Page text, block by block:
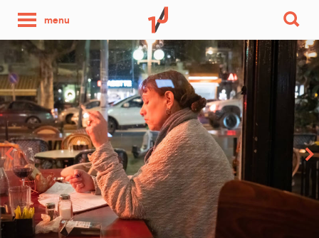
menu
photo
par
jour